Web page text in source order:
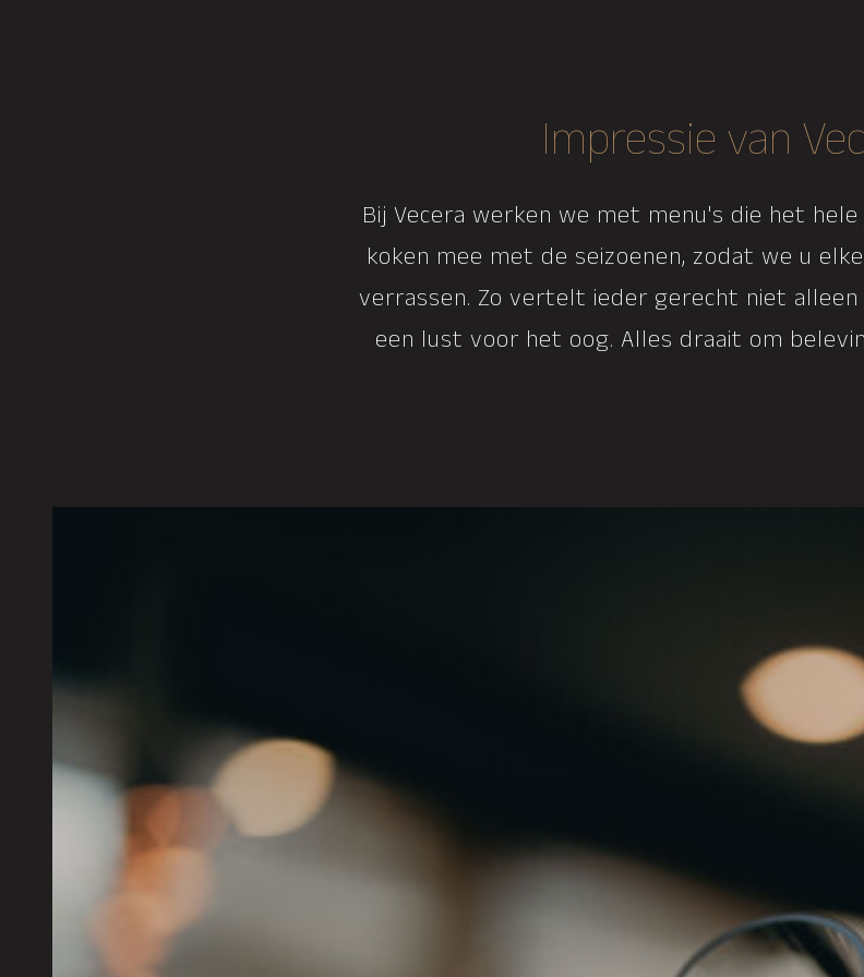
Impressie van
Bij Vecera werken we met menu's die het hele
koken mee met de seizoenen, zodat we u
verrassen. Zo vertelt ieder gerecht niet alleen
een lust voor het oog. Alles draait om